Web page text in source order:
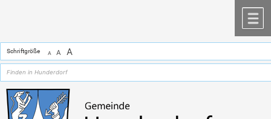
Schriftgröße A A A